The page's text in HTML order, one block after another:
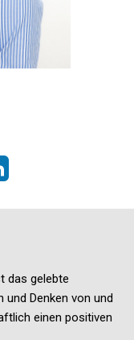
das gelebte
Denken von und
einen positiven